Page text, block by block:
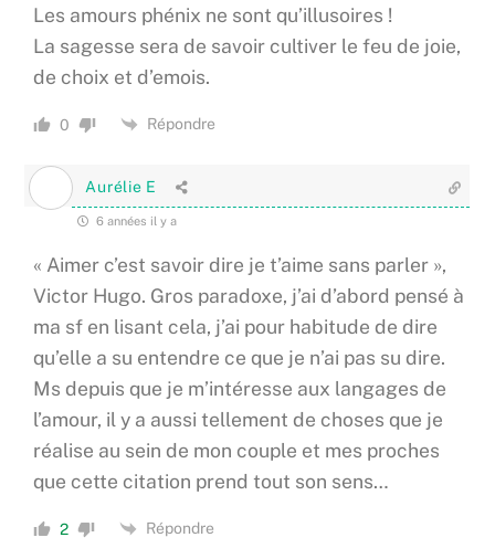
Les amours phénix ne sont qu’illusoires !
La sagesse sera de savoir cultiver le feu de joie,
de choix et d’emois.
0 Répondre
Aurélie E
6 années il y a
« Aimer c’est savoir dire je t’aime sans parler »,
Victor Hugo. Gros paradoxe, j’ai d’abord pensé à
ma sf en lisant cela, j’ai pour habitude de dire
qu’elle a su entendre ce que je n’ai pas su dire.
Ms depuis que je m’intéresse aux langages de
l’amour, il y a aussi tellement de choses que je
réalise au sein de mon couple et mes proches
que cette citation prend tout son sens…
2 Répondre